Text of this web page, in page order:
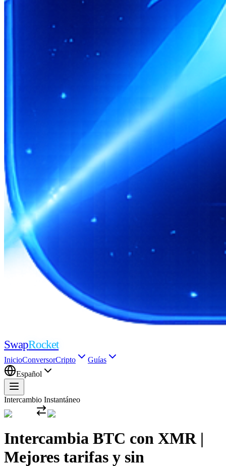
SwapRocket
InicioConversorCripto
Guías
Español
Intercambio Instantáneo
Intercambia BTC con XMR |
Mejores tarifas y sin